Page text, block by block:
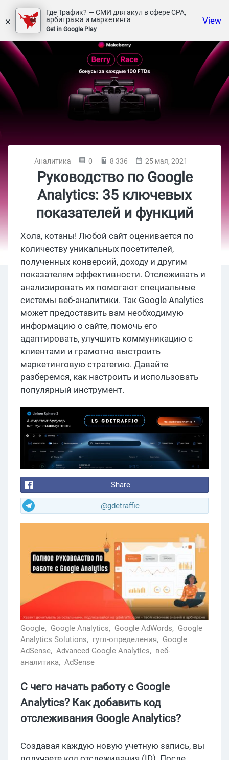
×
Где Трафик? — СМИ для акул в сфере СРА,
арбитража и маркетинга
Get in Google Play
View
Аналитика 0 8 336 25 мая, 2021
Руководство по Google
Analytics: 35 ключевых
показателей и функций
Хола, котаны! Любой сайт оценивается по
количеству уникальных посетителей,
полученных конверсий, доходу и другим
показателям эффективности. Отслеживать и
анализировать их помогают специальные
системы веб-аналитики. Так Google Analytics
может предоставить вам необходимую
информацию о сайте, помочь его
адаптировать, улучшить коммуникацию с
клиентами и грамотно выстроить
маркетинговую стратегию. Давайте
разберемся, как настроить и использовать
популярный инструмент.
Share
@gdetraffic
Google, Google Analytics, Google AdWords, Google
Analytics Solutions, гугл-определения, Google
AdSense, Advanced Google Analytics, веб-
аналитика, AdSense
С чего начать работу с Google
Analytics? Как добавить код
отслеживания Google Analytics?
Создавая каждую новую учетную запись, вы